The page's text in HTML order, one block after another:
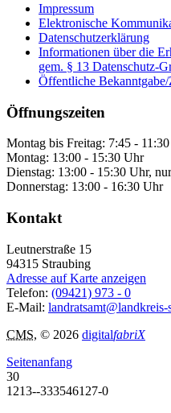
Impressum
Elektronische
Datenschutzerklärung
Informationen über die
gem. § 13 Datenschutz-
Öffentliche
Öffnungszeiten
Montag bis Freitag: 7:45 -
Montag: 13:00 - 15:30 Uhr
Dienstag: 13:00 - 15:30 Uhr,
Donnerstag: 13:00 - 16:30 Uhr
Kontakt
Leutnerstraße 15
94315 Straubing
Adresse auf Karte anzeigen
Telefon: (09421) 973 - 0
E-Mail:
CMS, © 2026 digitalfabriX
Seitenanfang
30
1213--333546127-0